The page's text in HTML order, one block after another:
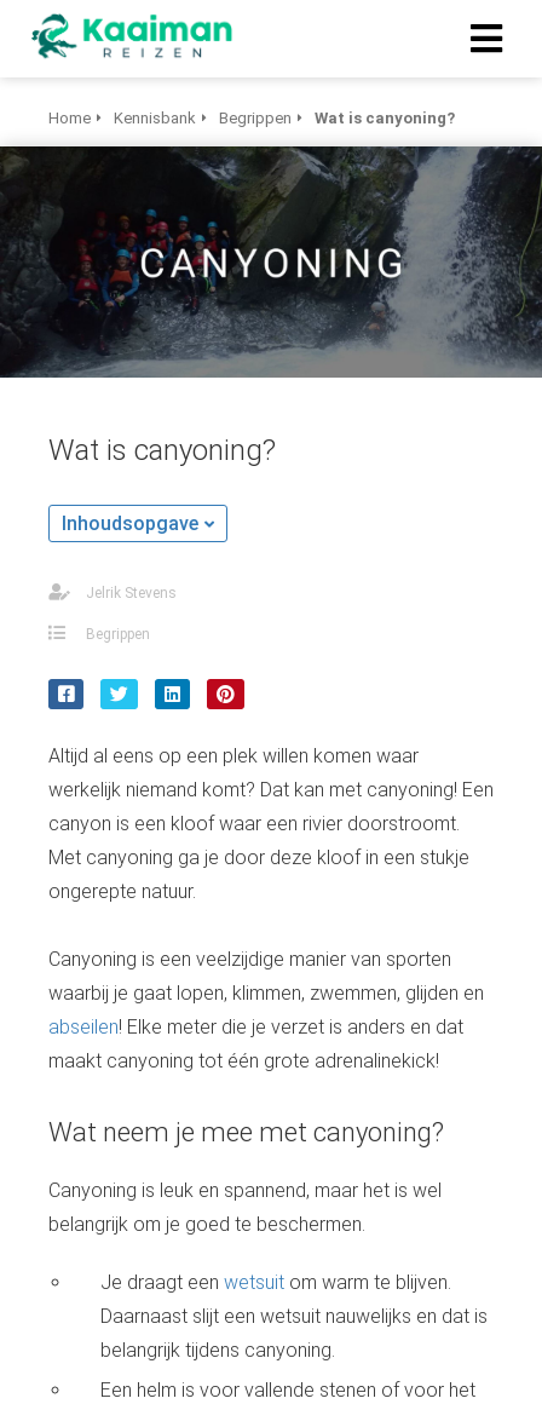
Home Kennisbank Begrippen Wat is canyoning?
Wat is canyoning?
Inhoudsopgave
Jelrik Stevens
Begrippen
Altijd al eens op een plek willen komen waar
werkelijk niemand komt? Dat kan met canyoning! Een
canyon is een kloof waar een rivier doorstroomt.
Met canyoning ga je door deze kloof in een stukje
ongerepte natuur.
Canyoning is een veelzijdige manier van sporten
waarbij je gaat lopen, klimmen, zwemmen, glijden en
abseilen! Elke meter die je verzet is anders en dat
maakt canyoning tot één grote adrenalinekick!
Wat neem je mee met canyoning?
Canyoning is leuk en spannend, maar het is wel
belangrijk om je goed te beschermen.
Je draagt eenwetsuit om warm te blijven.
Daarnaast slijt een wetsuit nauwelijks en dat is
belangrijk tijdens canyoning.
Een helm is voor vallende stenen of voor het